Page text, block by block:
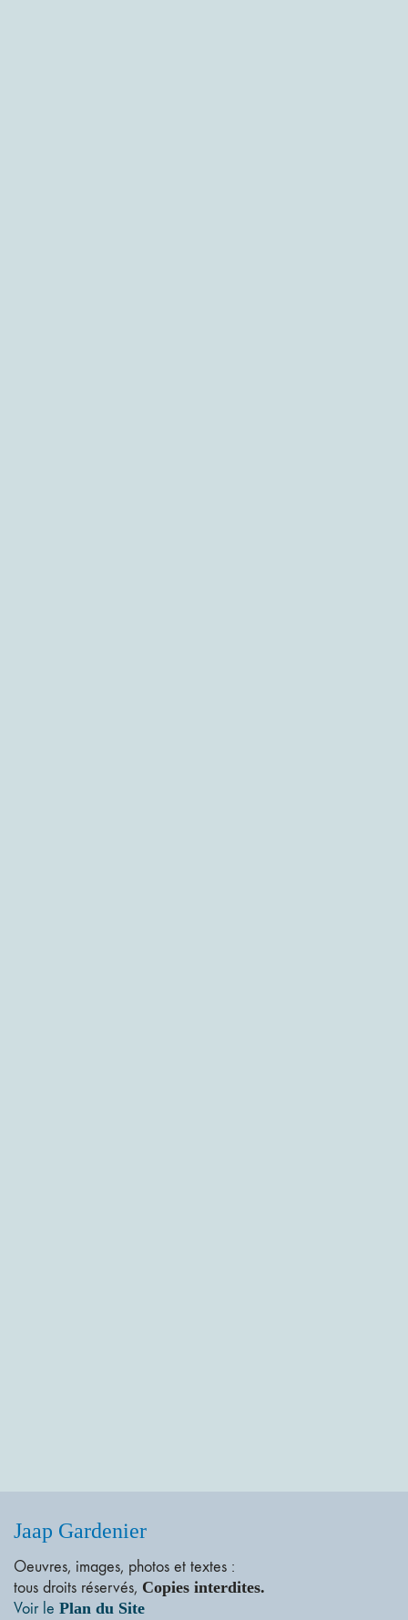
Jaap Gardenier
Oeuvres, images, photos et textes :
tous droits réservés, Copies interdites.
Voir le Plan du Site